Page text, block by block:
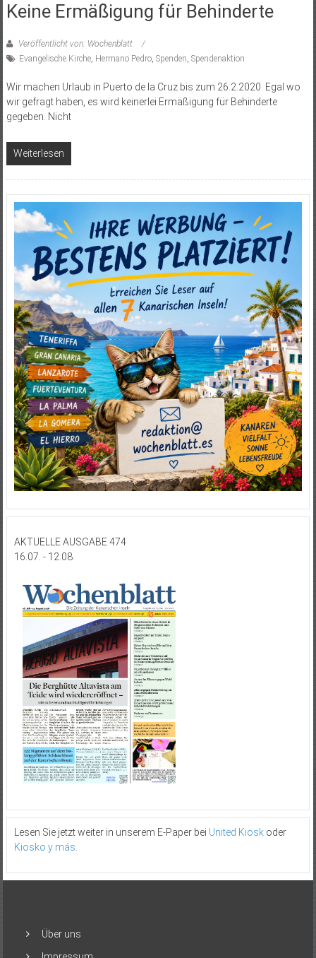
Keine Ermäßigung für Behinderte
Veröffentlicht von: Wochenblatt
Evangelische Kirche, Hermano Pedro, Spenden, Spendenaktion
Wir machen Urlaub in Puerto de la Cruz bis zum 26.2.2020. Egal wo
wir gefragt haben, es wird keinerlei Ermäßigung für Behinderte
gegeben. Nicht
Weiterlesen
AKTUELLE AUSGABE 474
16.07. - 12.08.
Lesen Sie jetzt weiter in unserem E-Paper bei United Kioskoder
Kiosko y más.
Über uns